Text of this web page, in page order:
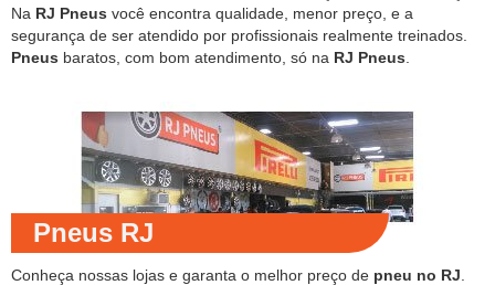
Na RJ Pneus você encontra qualidade, menor preço, e a
segurança de ser atendido por profissionais realmente treinados.
Pneus baratos, com bom atendimento, só na RJ Pneus
Pneus RJ
Conheça nossas lojas e garanta o melhor preço de pneu no RJ